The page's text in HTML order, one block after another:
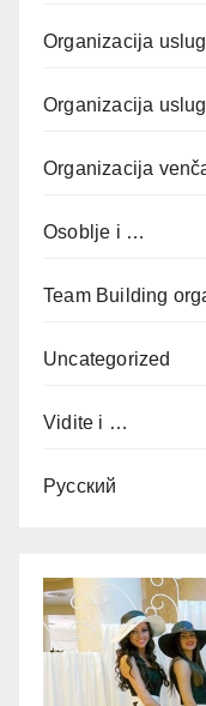
Organizacija
Organizacija
Organizacija
Osoblje i …
Team Building
Uncategorized
Vidite i …
Русский